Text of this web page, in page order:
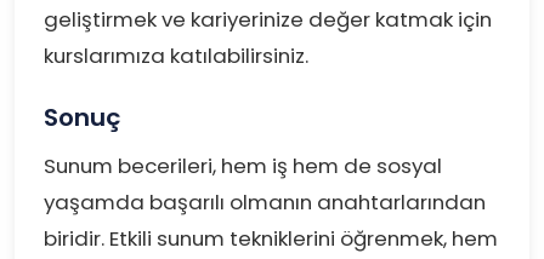
geliştirmek ve kariyerinize değer katmak için
kurslarımıza katılabilirsiniz.
Sonuç
Sunum becerileri, hem iş hem de sosyal
yaşamda başarılı olmanın anahtarlarından
biridir. Etkili sunum tekniklerini öğrenmek, hem